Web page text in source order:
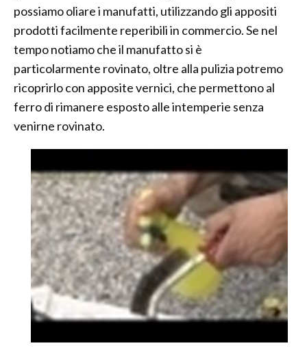
possiamo oliare i manufatti, utilizzando gli appositi
prodotti facilmente reperibili in commercio. Se nel
tempo notiamo che il manufatto si è
particolarmente rovinato, oltre alla pulizia potremo
ricoprirlo con apposite vernici, che permettono al
ferro di rimanere esposto alle intemperie senza
venirne rovinato.